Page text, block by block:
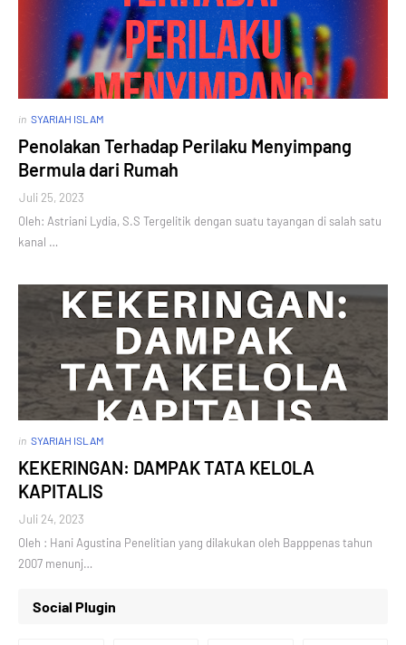
in SYARIAH ISLAM
Penolakan Terhadap Perilaku Menyimpang
Bermula dari Rumah
Juli 25, 2023
Oleh: Astriani Lydia, S.S Tergelitik dengan suatu tayangan di salah satu
kanal …
in SYARIAH ISLAM
KEKERINGAN: DAMPAK TATA KELOLA
KAPITALIS
Juli 24, 2023
Oleh : Hani Agustina Penelitian yang dilakukan oleh Bapppenas tahun
2007 menunj…
Social Plugin